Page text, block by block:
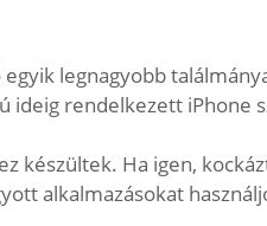
legnagyobb
ideig rendelkezett iPhone
Ha igen,
alkalmazásokat